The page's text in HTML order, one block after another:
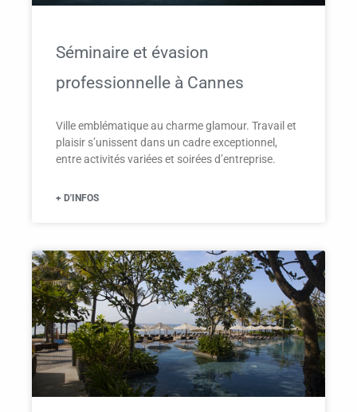
Séminaire et évasion
professionnelle à Cannes
Ville emblématique au charme glamour. Travail et
plaisir s’unissent dans un cadre exceptionnel,
entre activités variées et soirées d’entreprise.
+ D'INFOS